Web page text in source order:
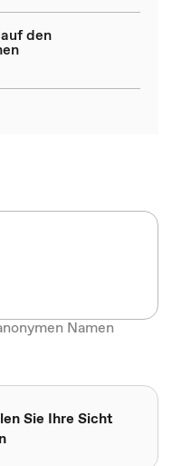
den
Namen
Sie Ihre Sicht